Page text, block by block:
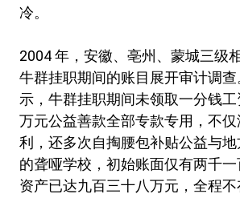
冷。
2004 年，安徽、亳州、蒙城三级
牛群挂职期间的账目展开审计调
示，牛群挂职期间未领取一分钱
万元公益善款全部专款专用，不
利，还多次自掏腰包补贴公益与
的聋哑学校，初始账面仅有两千
资产已达九百三十八万元，全程